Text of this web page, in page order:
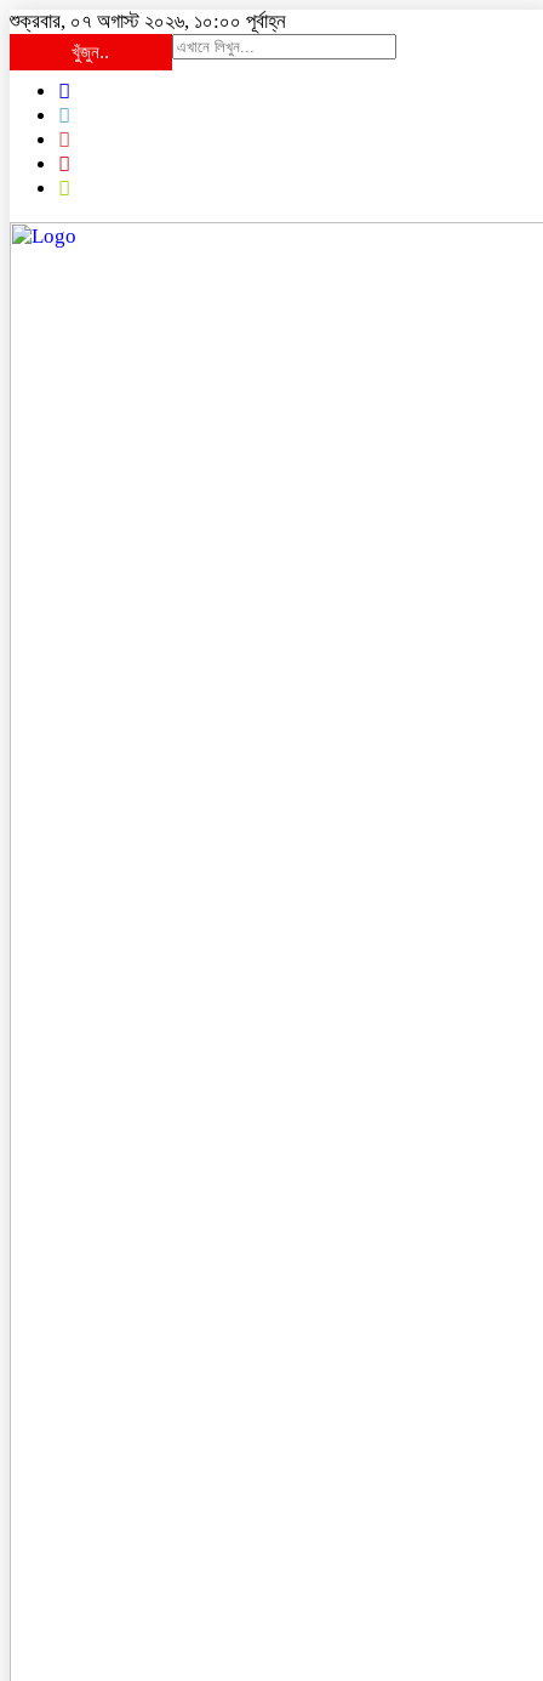
শুক্রবার, ০৭ অগাস্ট ২০২৬, ১০:০০ পূর্বাহ্ন
খুঁজুন..